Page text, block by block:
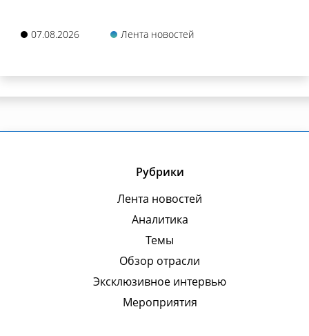
07.08.2026 Лента новостей
Рубрики
Лента новостей
Аналитика
Темы
Обзор отрасли
Эксклюзивное интервью
Мероприятия